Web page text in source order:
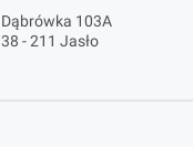
Dąbrówka 103A
38 - 211 Jasło